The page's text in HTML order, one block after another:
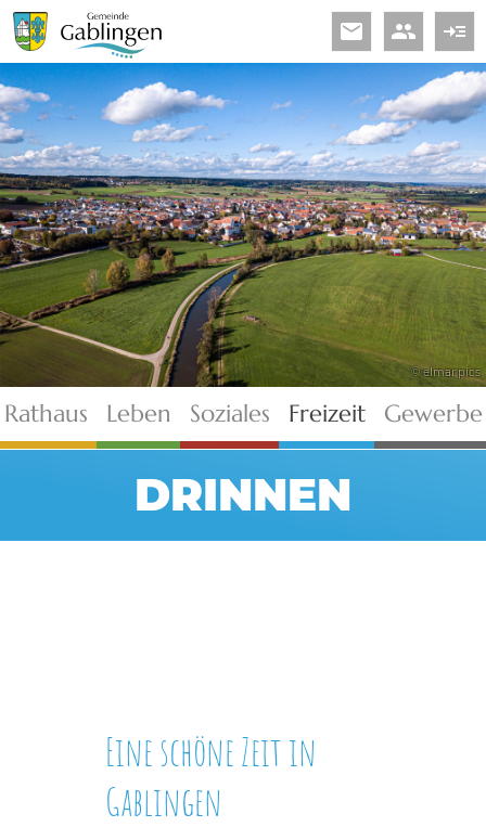
read_more
people
email
© elmar.pics
Rathaus Leben Soziales Freizeit Gewerbe
DRINNEN
Eine schöne Zeit in
Gablingen